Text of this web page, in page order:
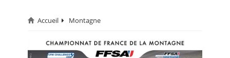
CIRCUIT
RALLYE
Accueil Montagne